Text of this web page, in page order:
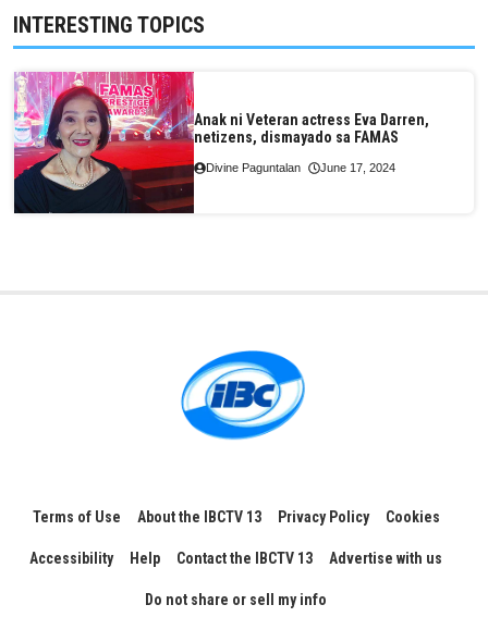
INTERESTING TOPICS
Anak ni Veteran actress Eva Darren,
netizens, dismayado sa FAMAS
Divine Paguntalan June 17, 2024
Terms of Use About the IBCTV 13 Privacy Policy Cookies
Accessibility Help Contact the IBCTV 13 Advertise with us
Do not share or sell my info